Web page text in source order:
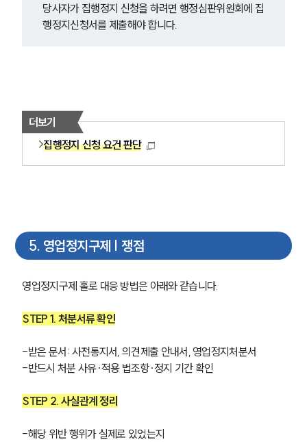
당사자가 집행정지 신청을 하려면 행정심판위원회에 집
행정지신청서를 제출해야 합니다.
더보기
집행정지 신청 요건 판단
5. 영업정지구제 | 쟁점
영업정지구제 홀로 대응 방법은 아래와 같습니다.
STEP 1. 처분서류 확인
-받은 문서: 사전통지서, 의견제출 안내서, 영업정지처분서
-반드시 처분 사유·적용 법조항·정지 기간 확인
STEP 2. 사실관계 정리
-해당 위반 행위가 실제로 있었는지